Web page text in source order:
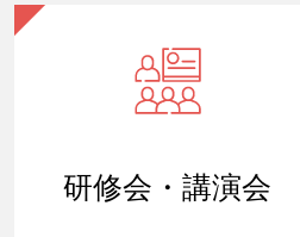
研修会・講演会